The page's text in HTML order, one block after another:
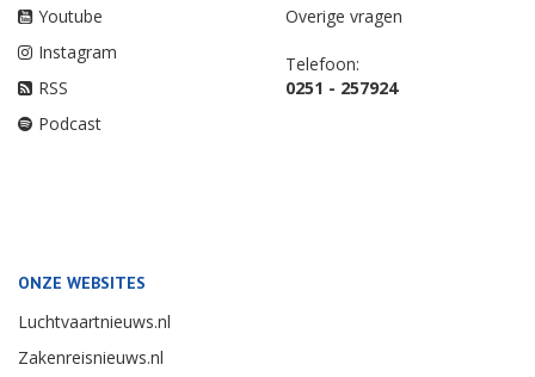
Youtube
Instagram
RSS
Podcast
Overige vragen
Telefoon:
0251 - 257924
ONZE WEBSITES
Luchtvaartnieuws.nl
Zakenreisnieuws.nl